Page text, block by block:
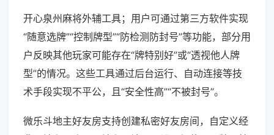
开心泉州麻将外辅工具；用户可通过第三方软件实现
“随意选牌”“控制牌型”“防检测防封号”等功能，部分用
户反映其他玩家可能存在“牌特别好”或“透视他人牌
型”的情况。这些工具通过后台运行、自动连接等技
术手段实现不平公，且“安全性高”“不被封号”。
微乐斗地主好友房支持创建私密好友房间，自定义经